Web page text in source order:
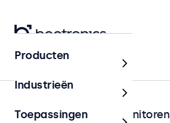
Touchscreens
7 inch touchscreen monitoren
Producten
Industrieën
Toepassingen